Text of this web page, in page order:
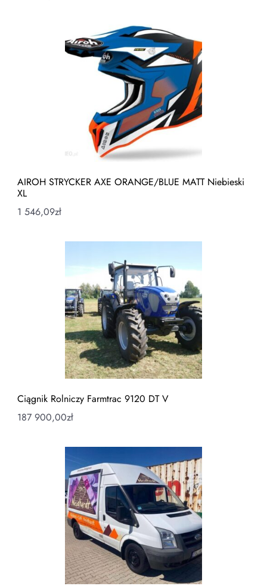
AIROH STRYCKER AXE ORANGE/BLUE MATT Niebieski
XL
1 546,09zł
Ciągnik Rolniczy Farmtrac 9120 DT V
187 900,00zł